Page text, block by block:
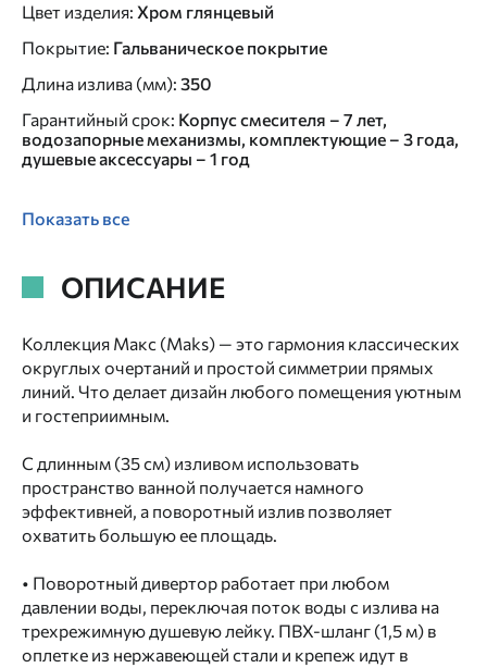
Цвет изделия: Хром глянцевый
Покрытие: Гальваническое покрытие
Длина излива (мм): 350
Гарантийный срок: Корпус смесителя – 7 лет,
водозапорные механизмы, комплектующие – 3 года,
душевые аксессуары – 1 год
Показать все
ОПИСАНИЕ
Коллекция Макс (Maks) — это гармония классических
округлых очертаний и простой симметрии прямых
линий. Что делает дизайн любого помещения уютным
и гостеприимным.
С длинным (35 см) изливом использовать
пространство ванной получается намного
эффективней, а поворотный излив позволяет
охватить большую ее площадь.
• Поворотный дивертор работает при любом
давлении воды, переключая поток воды с излива на
трехрежимную душевую лейку. ПВХ-шланг (1,5 м) в
оплетке из нержавеющей стали и крепеж идут в